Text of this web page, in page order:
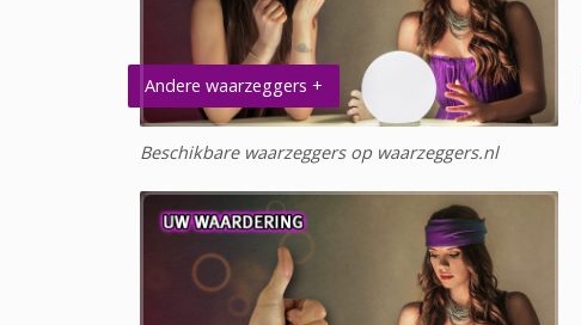
Andere waarzeggers +
Beschikbare waarzeggers op waarzeggers.nl